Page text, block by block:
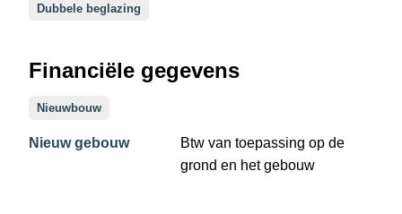
Dubbele beglazing
Financiële gegevens
Nieuwbouw
Nieuw gebouw
Btw van toepassing op de
grond en het gebouw